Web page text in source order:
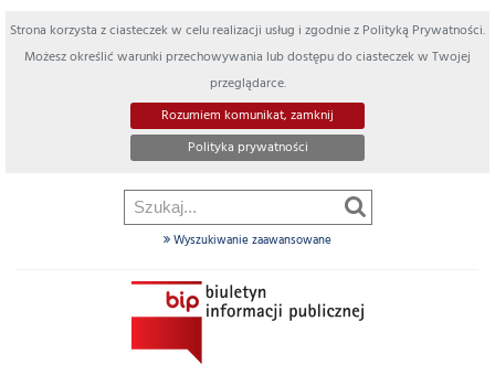
Strona korzysta z ciasteczek w celu realizacji usług i zgodnie z Polityką Prywatności.
Możesz określić warunki przechowywania lub dostępu do ciasteczek w Twojej
przeglądarce.
Rozumiem komunikat, zamknij
Polityka prywatności
Wyszukiwanie zaawansowane